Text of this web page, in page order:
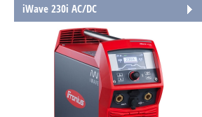
iWave 230i AC/DC